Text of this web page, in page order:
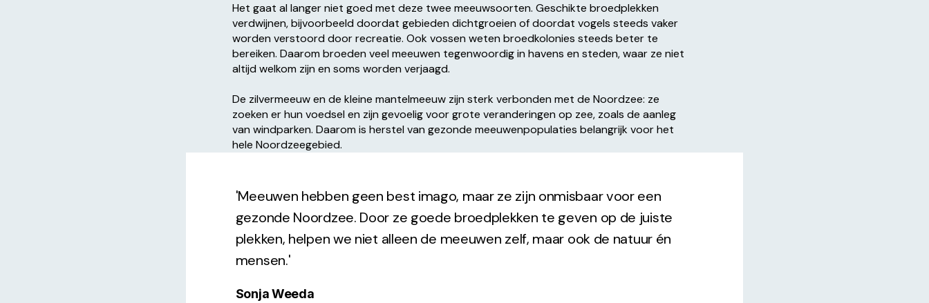
Het gaat al langer niet goed met deze twee meeuwsoorten. Geschikte broedplekken
verdwijnen, bijvoorbeeld doordat gebieden dichtgroeien of doordat vogels steeds vaker
worden verstoord door recreatie. Ook vossen weten broedkolonies steeds beter te
bereiken. Daarom broeden veel meeuwen tegenwoordig in havens en steden, waar ze niet
altijd welkom zijn en soms worden verjaagd.
De zilvermeeuw en de kleine mantelmeeuw zijn sterk verbonden met de Noordzee: ze
zoeken er hun voedsel en zijn gevoelig voor grote veranderingen op zee, zoals de aanleg
van windparken. Daarom is herstel van gezonde meeuwenpopulaties belangrijk voor het
hele Noordzeegebied.
'Meeuwen hebben geen best imago, maar ze zijn onmisbaar voor een
gezonde Noordzee. Door ze goede broedplekken te geven op de juiste
plekken, helpen we niet alleen de meeuwen zelf, maar ook de natuur én
mensen.'
Sonja Weeda